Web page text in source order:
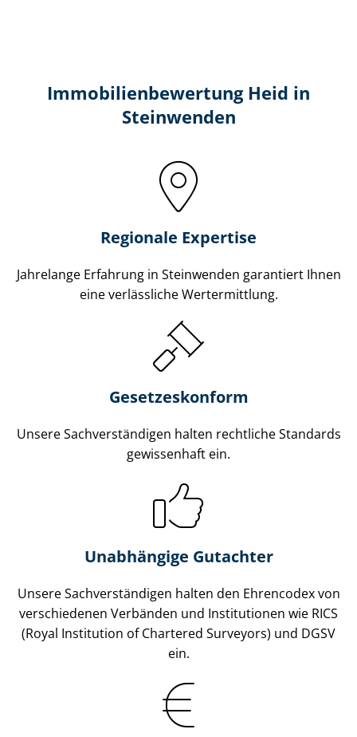
Immobilien­bewertung Heid in
Steinwenden
Regionale Expertise
Jahrelange Erfahrung in Steinwenden garantiert Ihnen
eine verlässliche Wertermittlung.
Gesetzes­konform
Unsere Sach­ver­stän­di­gen halten rechtliche Standards
gewissenhaft ein.
Unabhängige Gutachter
Unsere Sach­ver­stän­di­gen halten den Ehrencodex von
verschiedenen Verbänden und Institutionen wie RICS
(Royal Institution of Chartered Surveyors) und DGSV
ein.